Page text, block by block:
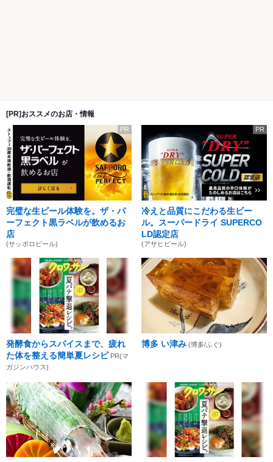
[PR]おススメのお店・情報
PR
完璧な生ビール体験を。ザ・パ
ーフェクト黒ラベルが飲めるお
店
(サッポロビール)
PR
冷えと品質にこだわる生ビー
ル。スーパードライ SUPERCO
LD認定店
(アサヒビール)
発酵食からスパイスまで、疲れ
た体を整える簡単夏レシピ PR(マ
ガジンハウス)
博多 い津み (博多/ふぐ)